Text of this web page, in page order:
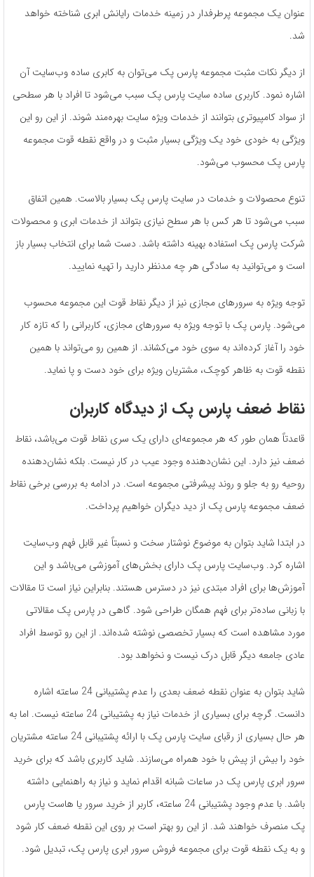
عنوان یک مجموعه پرطرفدار در زمینه خدمات رایانش ابری شناخته خواهد
شد.
از دیگر نکات مثبت مجموعه پارس پک می‌‌توان به کابری ساده وب‌سایت آن
اشاره نمود. کاربری ساده سایت پارس پک سبب می‌شود تا افراد با هر سطحی
از سواد کامپیوتری بتوانند از خدمات ویژه سایت بهره‌مند شوند. از این رو این
ویژگی به خودی خود یک ویژگی بسیار مثبت و در واقع نقطه قوت مجموعه
پارس پک محسوب می‌شود.
تنوع محصولات و خدمات در سایت پارس پک بسیار بالاست. همین اتفاق
سبب می‌شود تا هر کس با هر سطح نیازی بتواند از خدمات ابری و محصولات
شرکت پارس پک استفاده بهینه داشته باشد. دست شما برای انتخاب بسیار باز
است و می‌توانید به سادگی هر چه مدنظر دارید را تهیه نمایید.
توجه ویژه به سرورهای مجازی نیز از دیگر نقاط قوت این مجموعه محسوب
می‌شود. پارس پک با توجه ویژه به سرورهای مجازی، کاربرانی را که تازه کار
خود را آغاز کرده‌اند به سوی خود می‌کشاند. از همین رو می‌تواند با همین
نقطه قوت به ظاهر کوچک، مشتریان ویژه برای خود دست و پا نماید.
نقاط ضعف پارس پک از دیدگاه کاربران
قاعدتاً همان طور که هر مجموعه‌ای دارای یک سری نقاط قوت می‌باشد، نقاط
ضعف نیز دارد. این نشان‌دهنده وجود عیب در کار نیست. بلکه نشان‌دهنده
روحیه رو به جلو و روند پیشرفتی مجموعه است. در ادامه به بررسی برخی نقاط
ضعف مجموعه پارس پک از دید دیگران خواهیم پرداخت.
در ابتدا شاید بتوان به موضوع نوشتار سخت و نسبتاً غیر قابل فهم وب‌سایت
اشاره کرد. وب‌سایت پارس پک دارای بخش‌های آموزشی می‌باشد و این
آموزش‌ها برای افراد مبتدی نیز در دسترس هستند. بنابراین نیاز است تا مقالات
با زبانی ساده‌تر برای فهم همگان طراحی شود. گاهی در پارس پک مقالاتی
مورد مشاهده است که بسیار تخصصی نوشته‌ شده‌اند. از این رو توسط افراد
عادی جامعه دیگر قابل درک نیست و نخواهد بود.
شاید بتوان به عنوان نقطه ضعف بعدی را عدم پشتیبانی 24 ساعته اشاره
دانست. گرچه برای بسیاری از خدمات نیاز به پشتیبانی 24 ساعته نیست. اما به
هر حال بسیاری از رقبای سایت پارس پک با ارائه پشتیبانی 24 ساعته مشتریان
خود را بیش از پیش با خود همراه می‌سازند. شاید کاربری باشد که برای خرید
سرور ابری پارس پک در ساعات شبانه اقدام نماید و نیاز به راهنمایی داشته
باشد. با عدم وجود پشتیبانی 24 ساعته، کاربر از خرید سرور یا هاست پارس
پک منصرف خواهند شد. از این رو بهتر است بر روی این نقطه ضعف کار شود
و به یک نقطه قوت برای مجموعه فروش سرور ابری پارس پک، تبدیل شود.